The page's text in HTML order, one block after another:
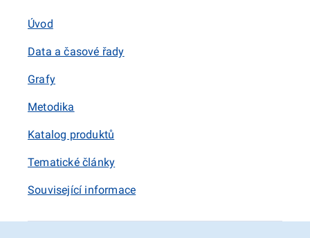
Úvod
Data a časové řady
Grafy
Metodika
Katalog produktů
Tematické články
Související informace